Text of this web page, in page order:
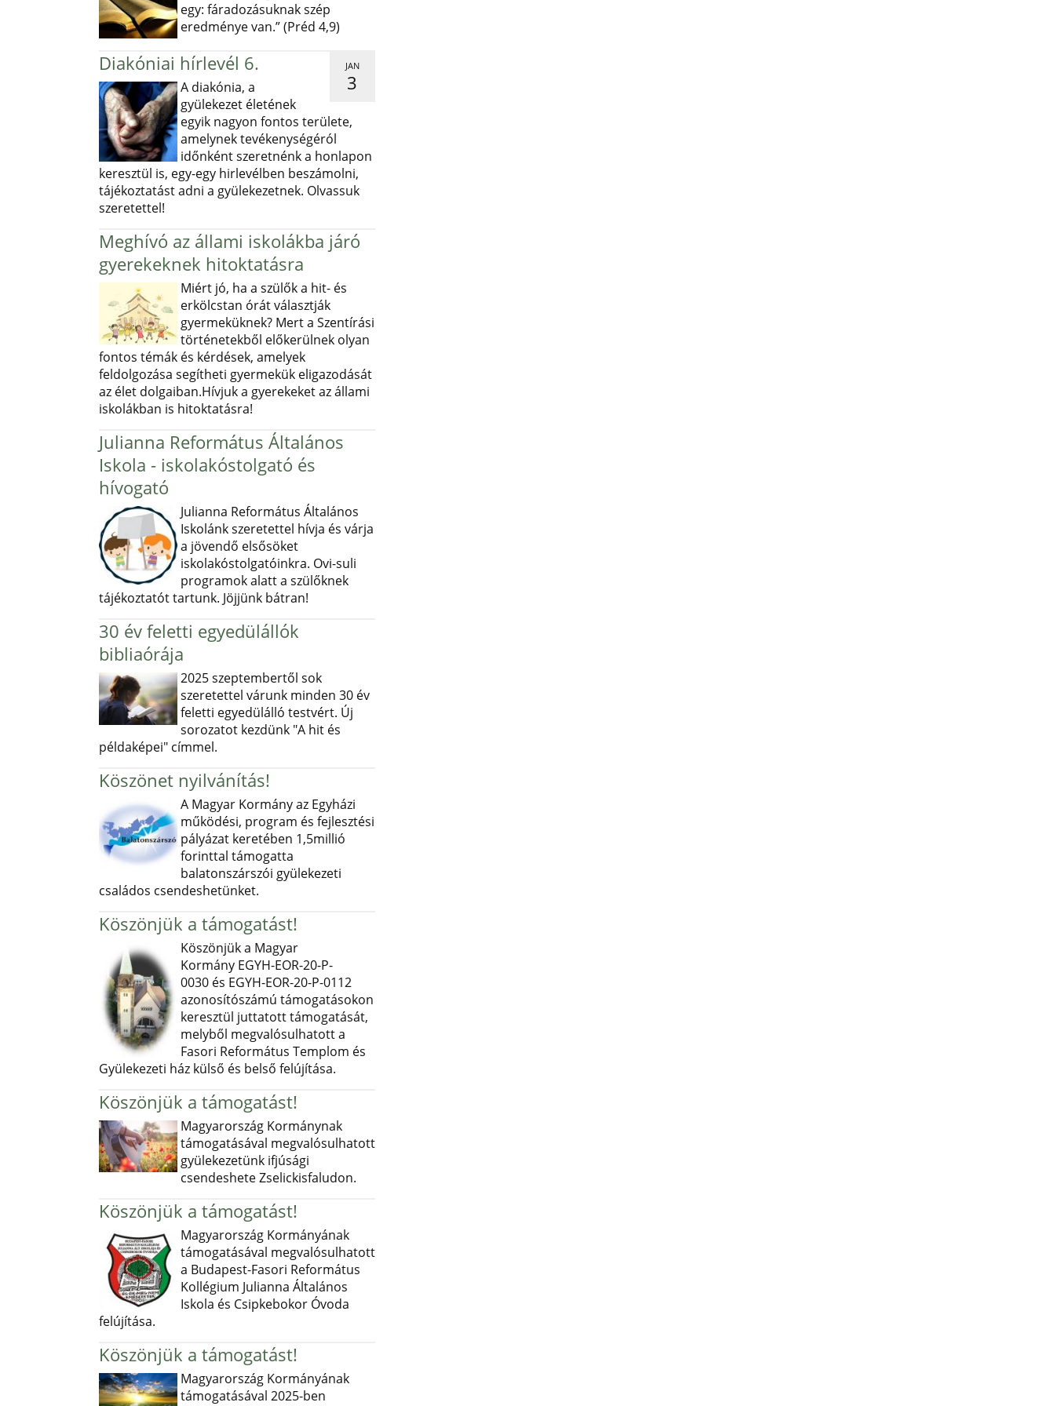
egy: fáradozásuknak szép
eredménye van.” (Préd 4,9)
JAN
3
Diakóniai hírlevél 6.
A diakónia, a
gyülekezet életének
egyik nagyon fontos területe,
amelynek tevékenységéról
időnként szeretnénk a honlapon
keresztül is, egy-egy hirlevélben beszámolni,
tájékoztatást adni a gyülekezetnek. Olvassuk
szeretettel!
Meghívó az állami iskolákba járó
gyerekeknek hitoktatásra
Miért jó, ha a szülők a hit- és
erkölcstan órát választják
gyermeküknek? Mert a Szentírási
történetekből előkerülnek olyan
fontos témák és kérdések, amelyek
feldolgozása segítheti gyermekük eligazodását
az élet dolgaiban.Hívjuk a gyerekeket az állami
iskolákban is hitoktatásra!
Julianna Református Általános
Iskola - iskolakóstolgató és
hívogató
Julianna Református Általános
Iskolánk szeretettel hívja és várja
a jövendő elsősöket
iskolakóstolgatóinkra. Ovi-suli
programok alatt a szülőknek
tájékoztatót tartunk. Jöjjünk bátran!
30 év feletti egyedülállók
bibliaórája
2025 szeptembertől sok
szeretettel várunk minden 30 év
feletti egyedülálló testvért. Új
sorozatot kezdünk "A hit és
példaképei" címmel.
Köszönet nyilvánítás!
A Magyar Kormány az Egyházi
működési, program és fejlesztési
pályázat keretében 1,5millió
forinttal támogatta
balatonszárszói gyülekezeti
családos csendeshetünket.
Köszönjük a támogatást!
Köszönjük a Magyar
Kormány EGYH-EOR-20-P-
0030 és EGYH-EOR-20-P-0112
azonosítószámú támogatásokon
keresztül juttatott támogatását,
melyből megvalósulhatott a
Fasori Református Templom és
Gyülekezeti ház külső és belső felújítása.
Köszönjük a támogatást!
Magyarország Kormánynak
támogatásával megvalósulhatott
gyülekezetünk ifjúsági
csendeshete Zselickisfaludon.
Köszönjük a támogatást!
Magyarország Kormányának
támogatásával megvalósulhatott
a Budapest-Fasori Református
Kollégium Julianna Általános
Iskola és Csipkebokor Óvoda
felújítása.
Köszönjük a támogatást!
Magyarország Kormányának
támogatásával 2025-ben